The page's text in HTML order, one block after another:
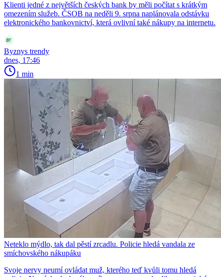
Klienti jedné z největších českých bank by měli počítat s krátkým
omezením služeb. ČSOB na neděli 9. srpna naplánovala odstávku
elektronického bankovnictví, která ovlivní také nákupy na internetu.
Byznys trendy
dnes, 17:46
1 min
Neteklo mýdlo, tak dal pěstí zrcadlu. Policie hledá vandala ze
smíchovského nákupáku
Svoje nervy neumí ovládat muž, kterého teď kvůli tomu hledá